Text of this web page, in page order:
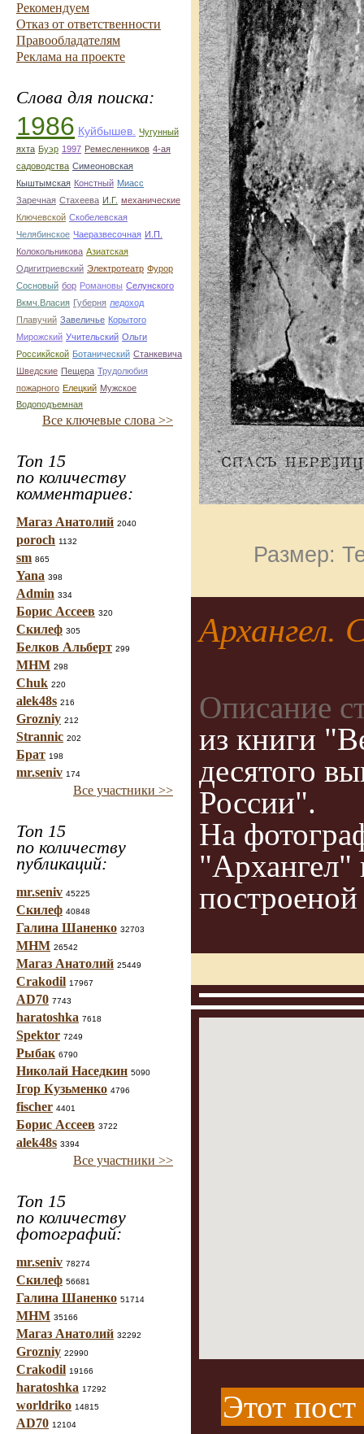
Рекомендуем
Отказ от ответственности
Правообладателям
Реклама на проекте
Слова для поиска:
1986 Куйбышев. Чугунный
яхта Буэр 1997 Ремесленников 4-ая
садоводства Симеоновская
Кыштымская Констный Миасс
Заречная Стахеева И.Г. механические
Ключевской Скобелевская
Челябинское Чаеразвесочная И.П.
Колокольникова Азиатская
Одигитриевский Электротеатр Фурор
Сосновый бор Романовы Селунского
Вкмч.Власия Губерня ледоход
Плавучий Завеличье Корытого
Мирожский Учительский Ольги
Россикйской Ботанический Станкевича
Шведские Пещера Трудолюбия
пожарного Елецкий Мужское
Водоподъемная
Все ключевые слова >>
Топ 15
по количеству
комментариев:
Магаз Анатолий 2040
poroch 1132
sm 865
Yana 398
Admin 334
Борис Ассеев 320
Скилеф 305
Белков Альберт 299
МНМ 298
Chuk 220
alek48s 216
Grozniy 212
Strannic 202
Брат 198
mr.seniv 174
Все участники >>
Топ 15
по количеству
публикаций:
mr.seniv 45225
Скилеф 40848
Галина Шаненко 32703
МНМ 26542
Магаз Анатолий 25449
Crakodil 17967
AD70 7743
haratoshka 7618
Spektor 7249
Рыбак 6790
Николай Наседкин 5090
Ігор Кузьменко 4796
fischer 4401
Борис Ассеев 3722
alek48s 3394
Все участники >>
Топ 15
по количеству
фотографий:
mr.seniv 78274
Скилеф 56681
Галина Шаненко 51714
МНМ 35166
Магаз Анатолий 32292
Grozniy 22990
Crakodil 19166
haratoshka 17292
worldriko 14815
AD70 12104
Размер:
Архангел.
Описание
из книги
десятого
России".
На
"Архангел"
Этот